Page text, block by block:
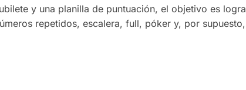
y una planilla de puntuación, el objetivo es
repetidos, escalera, full, póker y, por